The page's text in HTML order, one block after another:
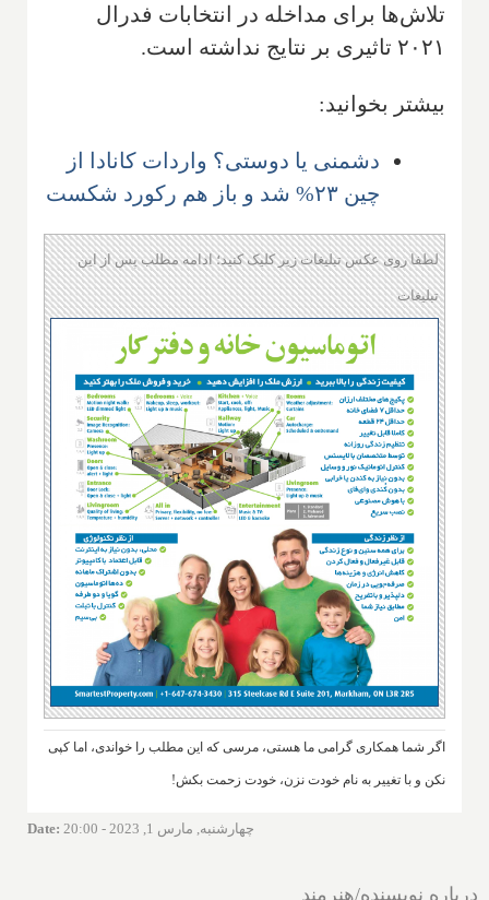
تلاش‌ها برای مداخله در انتخابات فدرال
۲۰۲۱ تاثیری بر نتایج نداشته است.
بیشتر بخوانید:
دشمنی یا دوستی؟ واردات کانادا از
چین ۲۳% شد و باز هم رکورد شکست
لطفا روی عکس تبلیغات زیر کلیک کنید؛ ادامه مطلب پس از این
تبلیغات
اگر شما همکاری گرامی ما هستی، مرسی که این مطلب را خواندی، اما کپی
نکن و با تغییر به نام خودت نزن، خودت زحمت بکش!
Date: چهارشنبه, مارس 1, 2023 - 20:00
درباره نویسنده/هنرمند